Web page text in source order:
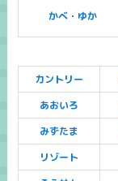
かべ・ゆか
カントリー
あおいろ
みずたま
リゾート